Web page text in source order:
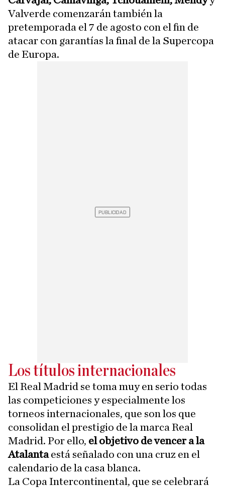
Valverde comenzarán también la
pretemporada el 7 de agosto con el fin de
atacar con garantías la final de la Supercopa
de Europa.
Los títulos internacionales
El Real Madrid se toma muy en serio todas
las competiciones y especialmente los
torneos internacionales, que son los que
consolidan el prestigio de la marca Real
Madrid. Por ello, el objetivo de vencer a la
Atalantaestá señalado con una cruz en el
calendario de la casa blanca.
La Copa Intercontinental, que se celebrará